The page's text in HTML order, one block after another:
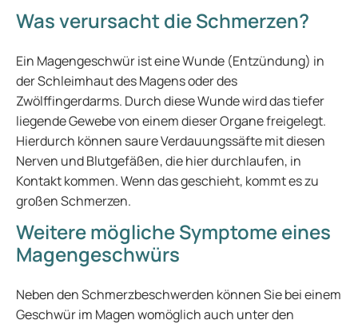
Was verursacht die Schmerzen?
Ein Magengeschwür ist eine Wunde (Entzündung) in
der Schleimhaut des Magens oder des
Zwölffingerdarms. Durch diese Wunde wird das tiefer
liegende Gewebe von einem dieser Organe freigelegt.
Hierdurch können saure Verdauungssäfte mit diesen
Nerven und Blutgefäßen, die hier durchlaufen, in
Kontakt kommen. Wenn das geschieht, kommt es zu
großen Schmerzen.
Weitere mögliche Symptome eines
Magengeschwürs
Neben den Schmerzbeschwerden können Sie bei einem
Geschwür im Magen womöglich auch unter den